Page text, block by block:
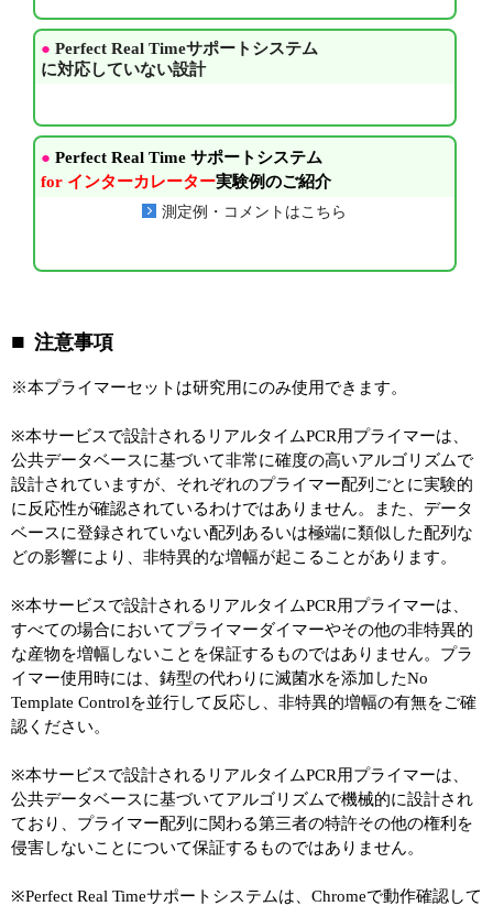
● Perfect Real Timeサポートシステム
に対応していない設計
● Perfect Real Time サポートシステム
for インターカレーター実験例のご紹介
測定例・コメントはこちら
注意事項
※本プライマーセットは研究用にのみ使用できます。
※本サービスで設計されるリアルタイムPCR用プライマーは、
公共データベースに基づいて非常に確度の高いアルゴリズムで
設計されていますが、それぞれのプライマー配列ごとに実験的
に反応性が確認されているわけではありません。また、データ
ベースに登録されていない配列あるいは極端に類似した配列な
どの影響により、非特異的な増幅が起こることがあります。
※本サービスで設計されるリアルタイムPCR用プライマーは、
すべての場合においてプライマーダイマーやその他の非特異的
な産物を増幅しないことを保証するものではありません。プラ
イマー使用時には、鋳型の代わりに滅菌水を添加したNo
Template Controlを並行して反応し、非特異的増幅の有無をご確
認ください。
※本サービスで設計されるリアルタイムPCR用プライマーは、
公共データベースに基づいてアルゴリズムで機械的に設計され
ており、プライマー配列に関わる第三者の特許その他の権利を
侵害しないことについて保証するものではありません。
※Perfect Real Timeサポートシステムは、Chromeで動作確認して